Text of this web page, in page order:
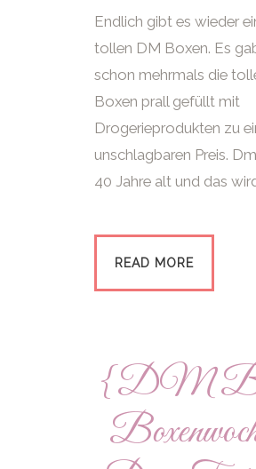
Endlich gibt es wieder
tollen DM Boxen. Es
schon mehrmals die
Boxen prall gefüllt mit
Drogerieprodukten zu
unschlagbaren Preis.
40 Jahre alt und das
READ MORE
{DM